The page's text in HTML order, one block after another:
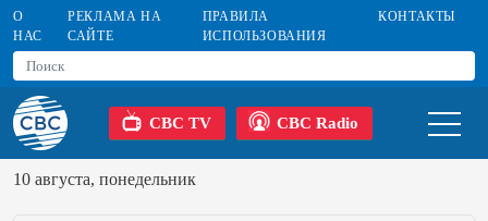
О
НАС
РЕКЛАМА НА
САЙТЕ
ПРАВИЛА
ИСПОЛЬЗОВАНИЯ
КОНТАКТЫ
CBC TV CBC Radio
10 августа, понедельник